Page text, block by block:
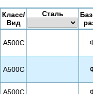
Класс/
Вид
Сталь
А500С
А500С
А500С